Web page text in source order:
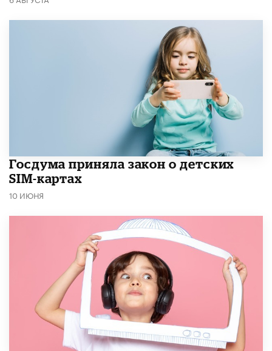
Госдума приняла закон о детских
SIM-картах
10 ИЮНЯ